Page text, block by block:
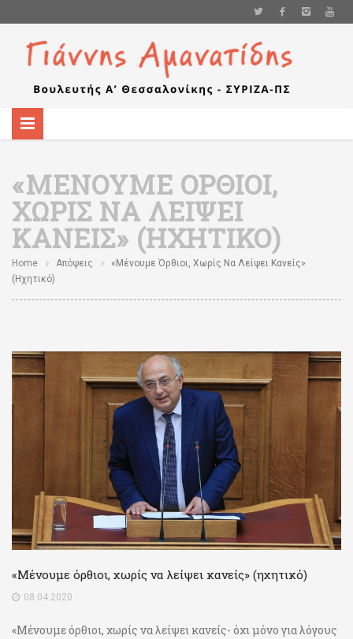
«ΜΈΝΟΥΜΕ ΌΡΘΙΟΙ,
ΧΩΡΊΣ ΝΑ ΛΕΊΨΕΙ
ΚΑΝΕΊΣ» (ΗΧΗΤΙΚΌ)
Home Απόψεις
«Μένουμε Όρθιοι, Χωρίς Να Λείψει Κανείς»
(ηχητικό)
«Μένουμε όρθιοι, χωρίς να λείψει κανείς» (ηχητικό)
08.04.2020
«Μένουμε όρθιοι, χωρίς να λείψει κανείς- όχι μόνο για λόγους